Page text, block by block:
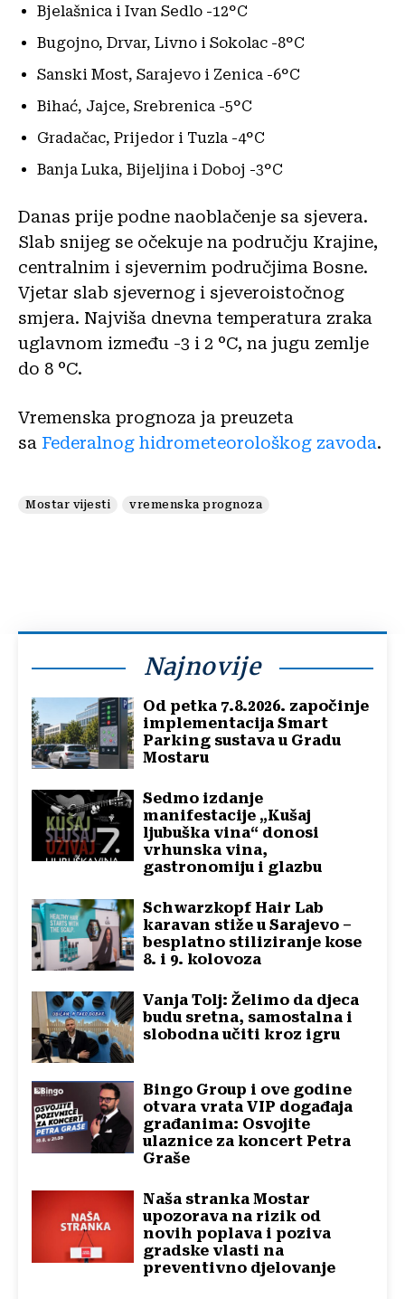
Bjelašnica i Ivan Sedlo -12°C
Bugojno, Drvar, Livno i Sokolac -8°C
Sanski Most, Sarajevo i Zenica -6°C
Bihać, Jajce, Srebrenica -5°C
Gradačac, Prijedor i Tuzla -4°C
Banja Luka, Bijeljina i Doboj -3°C
Danas prije podne naoblačenje sa sjevera.
Slab snijeg se očekuje na području Krajine,
centralnim i sjevernim područjima Bosne.
Vjetar slab sjevernog i sjeveroistočnog
smjera. Najviša dnevna temperatura zraka
uglavnom između -3 i 2 °C, na jugu zemlje
do 8 °C.
Vremenska prognoza ja preuzeta
sa Federalnog hidrometeorološkog zavoda.
Mostar vijesti vremenska prognoza
Najnovije
Od petka 7.8.2026. započinje
implementacija Smart
Parking sustava u Gradu
Mostaru
Sedmo izdanje
manifestacije „Kušaj
ljubuška vina“ donosi
vrhunska vina,
gastronomiju i glazbu
Schwarzkopf Hair Lab
karavan stiže u Sarajevo –
besplatno stiliziranje kose
8. i 9. kolovoza
Vanja Tolj: Želimo da djeca
budu sretna, samostalna i
slobodna učiti kroz igru
Bingo Group i ove godine
otvara vrata VIP događaja
građanima: Osvojite
ulaznice za koncert Petra
Graše
Naša stranka Mostar
upozorava na rizik od
novih poplava i poziva
gradske vlasti na
preventivno djelovanje